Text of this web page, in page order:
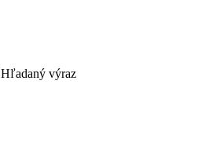
Hľadaný výraz